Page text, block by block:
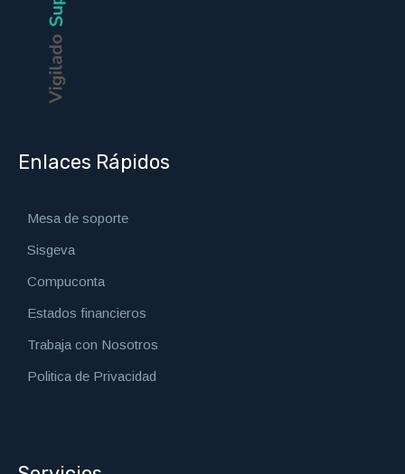
Enlaces Rápidos
Mesa de soporte
Sisgeva
Compuconta
Estados financieros
Trabaja con Nosotros
Politica de Privacidad